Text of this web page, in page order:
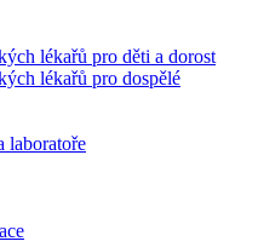
lékařů pro děti a dorost
lékařů pro dospělé
laboratoře